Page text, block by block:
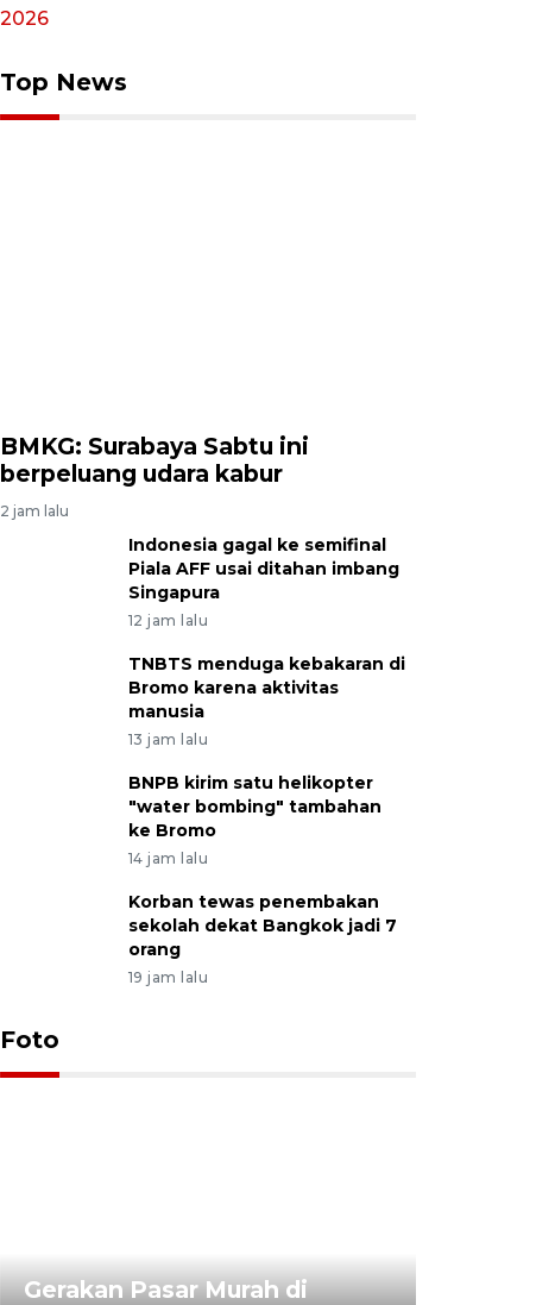
Top News
BMKG: Surabaya Sabtu ini
berpeluang udara kabur
2 jam lalu
Indonesia gagal ke semifinal
Piala AFF usai ditahan imbang
Singapura
12 jam lalu
TNBTS menduga kebakaran di
Bromo karena aktivitas
manusia
13 jam lalu
BNPB kirim satu helikopter
"water bombing" tambahan
ke Bromo
14 jam lalu
Korban tewas penembakan
sekolah dekat Bangkok jadi 7
orang
19 jam lalu
Foto
Gerakan Pasar Murah di